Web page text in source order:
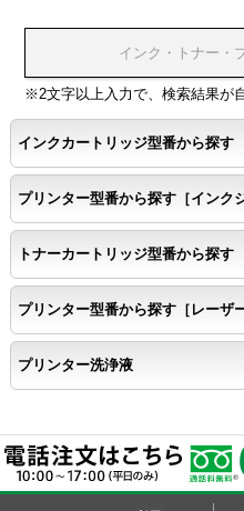
※2文字以上入力で、検索結果が
インクカートリッジ型番から探す
プリンター型番から探す［インク
トナーカートリッジ型番から探す
プリンター型番から探す［レーザー
プリンター洗浄液